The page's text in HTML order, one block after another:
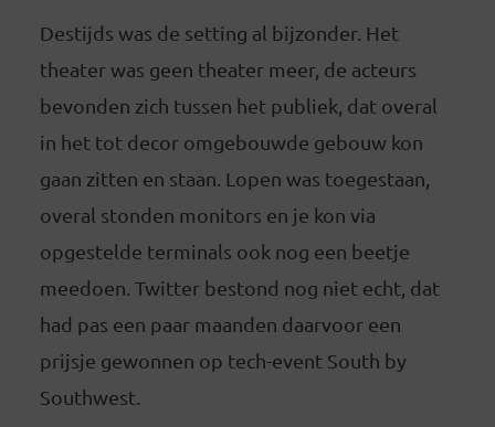
Destijds was de setting al bijzonder. Het
theater was geen theater meer, de acteurs
bevonden zich tussen het publiek, dat overal
in het tot decor omgebouwde gebouw kon
gaan zitten en staan. Lopen was toegestaan,
overal stonden monitors en je kon via
opgestelde terminals ook nog een beetje
meedoen. Twitter bestond nog niet echt, dat
had pas een paar maanden daarvoor een
prijsje gewonnen op tech-event South by
Southwest.